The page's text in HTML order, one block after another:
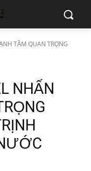
TẦM QUAN TRỌNG
NHẤN